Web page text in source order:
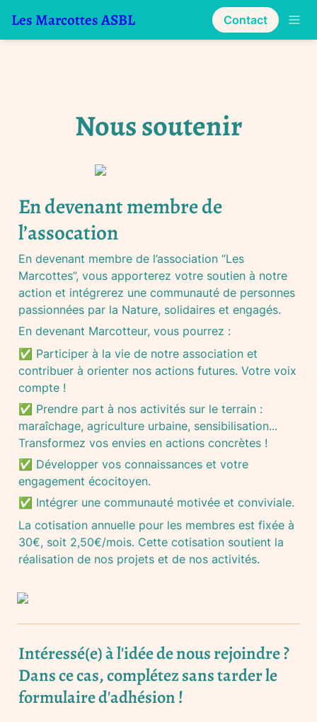
Les Marcottes ASBL Contact
Nous soutenir
En devenant membre de
l’assocation
En devenant membre de l’association “Les
Marcottes”, vous apporterez votre soutien à notre
action et intégrerez une communauté de personnes
passionnées par la Nature, solidaires et engagés.
En devenant Marcotteur, vous pourrez :
✅ Participer à la vie de notre association et
contribuer à orienter nos actions futures. Votre voix
compte !
✅ Prendre part à nos activités sur le terrain :
maraîchage, agriculture urbaine, sensibilisation...
Transformez vos envies en actions concrètes !
✅ Développer vos connaissances et votre
engagement écocitoyen.
✅ Intégrer une communauté motivée et conviviale.
La cotisation annuelle pour les membres est fixée à
30€, soit 2,50€/mois. Cette cotisation soutient la
réalisation de nos projets et de nos activités.
Intéressé(e) à l'idée de nous rejoindre ?
Dans ce cas, complétez sans tarder le
formulaire d'adhésion !